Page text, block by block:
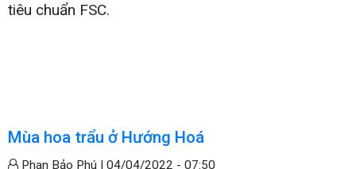
tiêu chuẩn FSC.
Mùa hoa trẩu ở Hướng Hoá
Phan Bảo Phú | 04/04/2022 - 07:50